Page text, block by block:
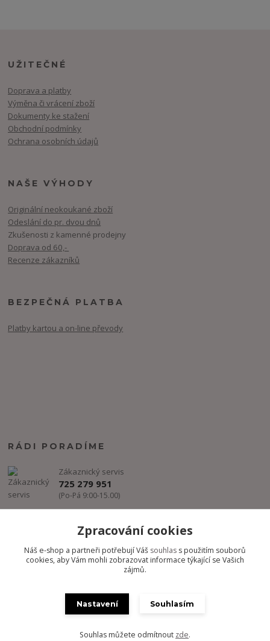
UŽITEČNÉ
Doprava a platby
Výměna či vrácení zboží
Dokumenty ke stažení
Obchodní podmínky
Ochrana osobních údajů
NAŠE VÝHODY
Originální neokoukané zboží
Odeslání do pr. dvou dnů
Zkušenosti z kamenné prodejny
Doprava od 60,-
Recenze zákazníků
BEZPEČNÁ PLATBA
Platby kartou a on-line převody
RÁDI PORADÍME
Zákaznický servis
725 279 951
(Po-Pá 9:00-15.00)
Copyright @ FREESTYLE-DANCE.CZ 2012-2024 - Všechny práva
Vytvořeno na
Eshop-rychle.cz
Zpracování cookies
Náš e-shop a partneři potřebují Váš souhlas s použitím souborů
cookies, aby Vám mohli zobrazovat informace týkající se Vašich
zájmů.
Nastavení Souhlasím
Souhlas můžete odmítnout zde.